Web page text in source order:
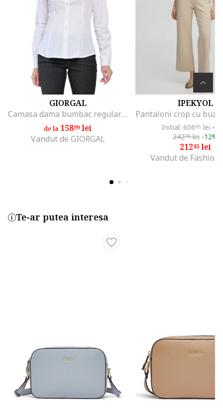
GIORGAL
Camasa dama bumbac regular fit Albaxy
de la 15899lei
Vandut de GIORGAL
IPEKYOL
Initial: 60695 lei -
24278lei -12%
21243lei
Vandut de Fashion
Te-ar putea interesa